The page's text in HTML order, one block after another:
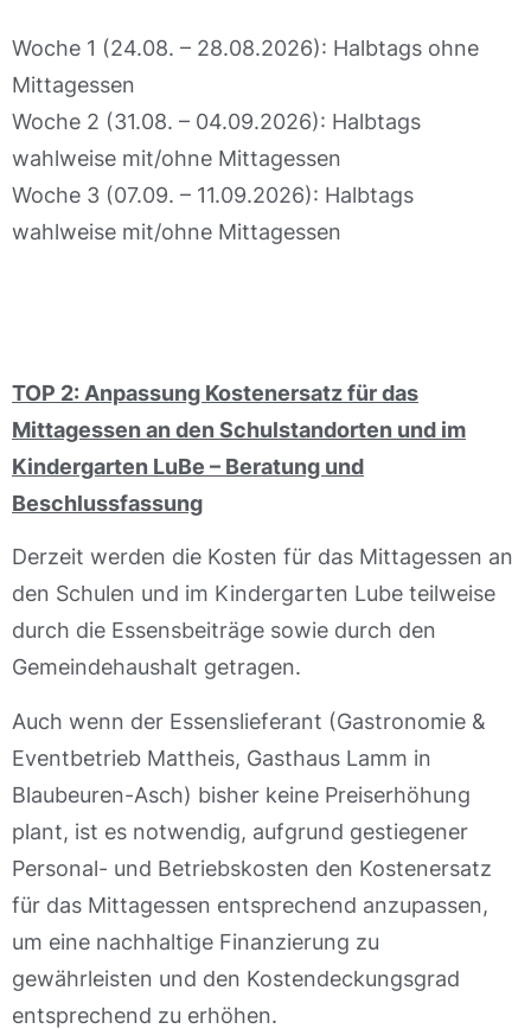
Woche 1 (24.08. – 28.08.2026): Halbtags ohne
Mittagessen
Woche 2 (31.08. – 04.09.2026): Halbtags
wahlweise mit/ohne Mittagessen
Woche 3 (07.09. – 11.09.2026): Halbtags
wahlweise mit/ohne Mittagessen
TOP 2: Anpassung Kostenersatz für das
Mittagessen an den Schulstandorten und im
Kindergarten LuBe – Beratung und
Beschlussfassung
Derzeit werden die Kosten für das Mittagessen an
den Schulen und im Kindergarten Lube teilweise
durch die Essensbeiträge sowie durch den
Gemeindehaushalt getragen.
Auch wenn der Essenslieferant (Gastronomie &
Eventbetrieb Mattheis, Gasthaus Lamm in
Blaubeuren-Asch) bisher keine Preiserhöhung
plant, ist es notwendig, aufgrund gestiegener
Personal- und Betriebskosten den Kostenersatz
für das Mittagessen entsprechend anzupassen,
um eine nachhaltige Finanzierung zu
gewährleisten und den Kostendeckungsgrad
entsprechend zu erhöhen.